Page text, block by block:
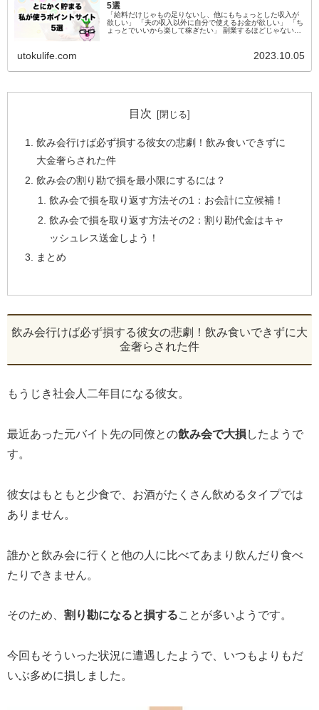
5選
「給料だけじゃもの足りないし、他にもちょっとした収入が
欲しい」 「夫の収入以外に自分で使えるお金が欲しい」 「ち
ょっとでいいから楽して稼ぎたい」 副業するほどじゃないけ
utokulife.com 2023.10.05
目次
飲み会行けば必ず損する彼女の悲劇！飲み食いできずに
大金奢らされた件
飲み会の割り勘で損を最小限にするには？
飲み会で損を取り返す方法その1：お会計に立候補！
飲み会で損を取り返す方法その2：割り勘代金はキャ
ッシュレス送金しよう！
まとめ
飲み会行けば必ず損する彼女の悲劇！飲み食いできずに大
金奢らされた件
もうじき社会人二年目になる彼女。
最近あった元バイト先の同僚との飲み会で大損 したようで
す。
彼女はもともと少食で、お酒がたくさん飲めるタイプでは
ありません。
誰かと飲み会に行くと他の人に比べてあまり飲んだり食べ
たりできません。
そのため、 割り勘になると損することが多いようです。
今回もそういった状況に遭遇したようで、いつもよりもだ
いぶ多めに損しました。